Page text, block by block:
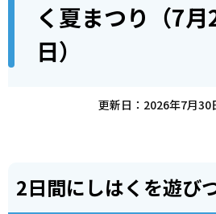
す
ら
く夏まつり（7
日）
更新日：2026年7月30
2日間にしはくを遊び